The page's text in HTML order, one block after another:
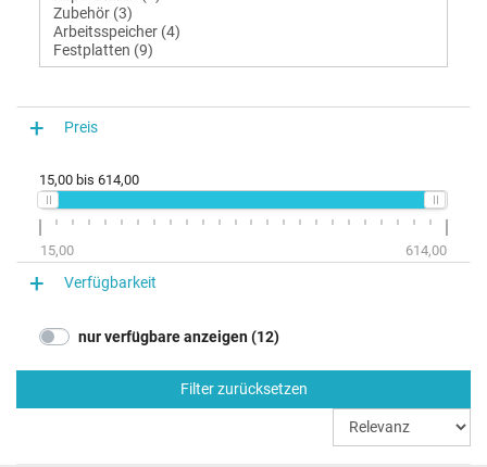
Preis
15,00 bis 614,00
15,00 614,00
Verfügbarkeit
nur verfügbare anzeigen (12)
Filter zurücksetzen